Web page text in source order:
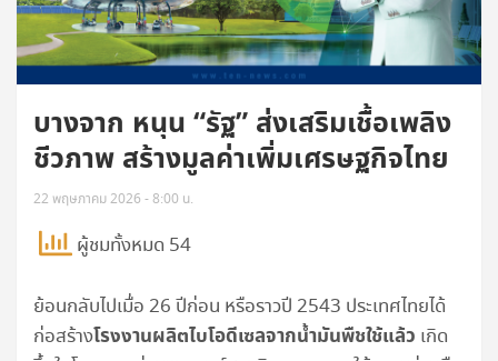
บางจาก หนุน “รัฐ” ส่งเสริมเชื้อเพลิง
ชีวภาพ สร้างมูลค่าเพิ่มเศรษฐกิจไทย
22 พฤษภาคม 2026 - 8:00 น.
ผู้ชมทั้งหมด 54
ย้อนกลับไปเมื่อ 26 ปีก่อน หรือราวปี 2543 ประเทศไทยได้
ก่อสร้างโรงงานผลิตไบโอดีเซลจากน้ำมันพืชใช้แล้ว เกิด